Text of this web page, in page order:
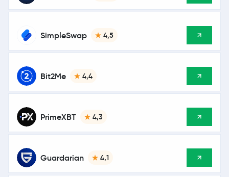
SimpleSwap 4,5
Bit2Me 4,4
PrimeXBT 4,3
Guardarian 4,1